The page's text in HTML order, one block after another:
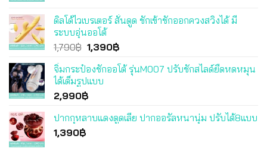
ดิลโด้ไวเบรเตอร์ สั่นดูด ชักเข้าชักออกควงสวิงได้ มี
ระบบอุ่นออโต้
1,790฿ Original
was:
1,790฿.
1,390฿Current
is:
จิ๋มกระป๋องชักออโต้ รุ่นM007 ปรับชักสไลด์ยืดหดหมุน
ได้เต็มรูปแบบ
2,990฿
ปากกุหลาบแดงดูดเลีย ปากออรัลหนานุ่ม ปรับได้8แบบ
1,390฿